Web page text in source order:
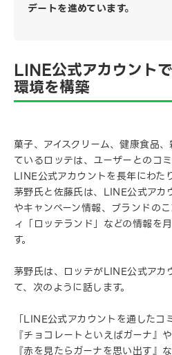
デートを進めています。
LINE公式アカウント
環境を構築
菓子、アイスクリーム、健康食品
ているロッテは、ユーザーとのコ
LINE公式アカウントを長年にわた
茅野氏と佐藤氏は、LINE公式アカ
やキャンペーン情報、ブランドの
ィ「ロッテランド」などの情報を
す。
茅野氏は、ロッテがLINE公式アカ
て、次のように話します。
「LINE公式アカウントを通したコ
『チョコレートといえばガーナ』
『赤を見たらガーナを思い出す』